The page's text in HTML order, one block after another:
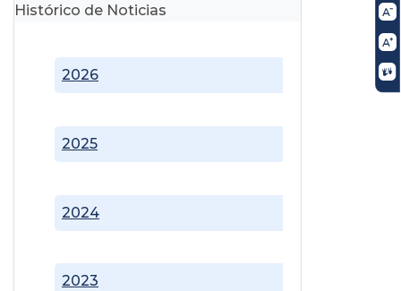
Histórico de Noticias
2023
2024
2025
2026